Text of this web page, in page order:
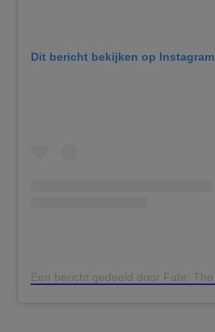
Dit bericht bekijken op Instagram